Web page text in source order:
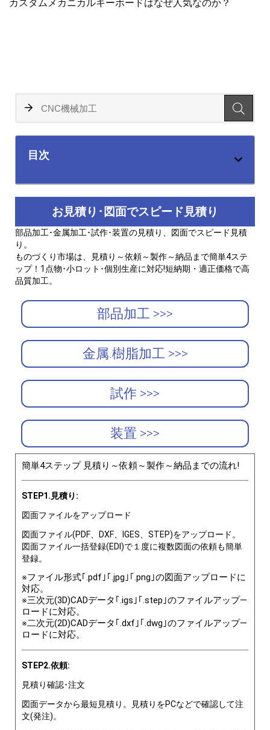
カスタムメカニカルキーボードはなぜ人気なのか？
目次
お見積り･図面でスピード見積り
部品加工･金属加工･試作･装置の見積り、図面でスピード見積
り。
ものづくり市場は、見積り～依頼～製作～納品まで簡単4ステ
ップ！1点物･小ロット･個別生産に対応!短納期・適正価格で高
品質加工。
部品加工 >>>
金属.樹脂加工 >>>
試作 >>>
装置 >>>
簡単4ステップ 見積り～依頼～製作～納品までの流れ!
STEP1.見積り:
図面ファイルをアップロード
図面ファイル(PDF、DXF、IGES、STEP)をアップロード。
図面ファイル一括登録(EDI)で１度に複数図面の依頼も簡単
登録。
※ファイル形式｢.pdf｣｢.jpg｣｢.png｣の図面アップロードに
対応。
※三次元(3D)CADデータ｢.igs｣｢.step｣のファイルアップ―
ロードに対応。
※二次元(2D)CADデータ｢.dxf｣｢.dwg｣のファイルアップ―
ロードに対応。
STEP2.依頼:
見積り確認･注文
図面データから最短見積り。見積りをPCなどで確認して注
文(発注)。